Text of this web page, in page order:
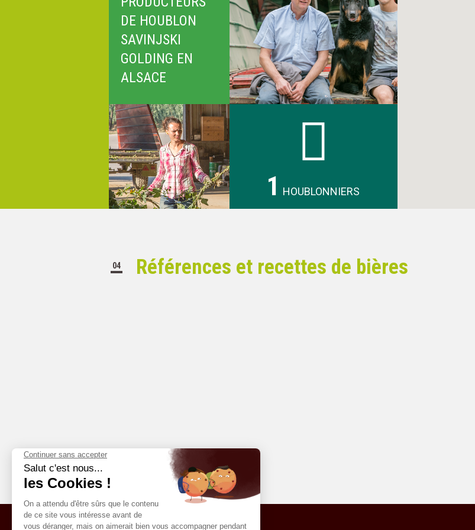
DE HOUBLON
SAVINJSKI
GOLDING EN
ALSACE
1 HOUBLONNIERS
04 Références et recettes de bières